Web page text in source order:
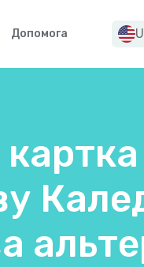
Допомога